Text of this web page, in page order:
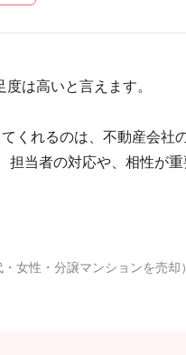
は高いと言えます。
くれるのは、不動産会社
当者の対応や、相性が重
・女性・分譲マンションを売却）